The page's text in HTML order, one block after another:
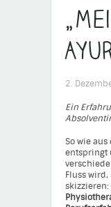
2.
Ein
So wie
entspringt
Fluss
skizzieren: